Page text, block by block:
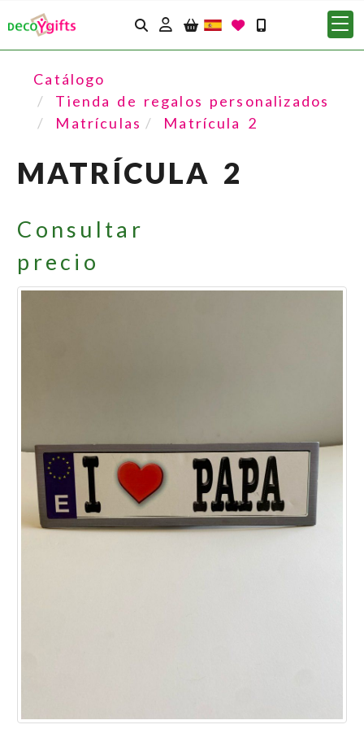
Identifícate
Catálogo
Tienda de regalos personalizados
Matrículas
Matrícula 2
MATRÍCULA 2
Consultar
precio